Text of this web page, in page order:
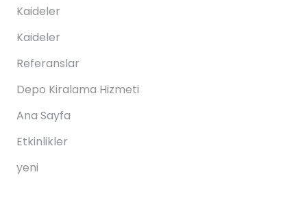
Kaideler
Kaideler
Referanslar
Depo Kiralama Hizmeti
Ana Sayfa
Etkinlikler
yeni